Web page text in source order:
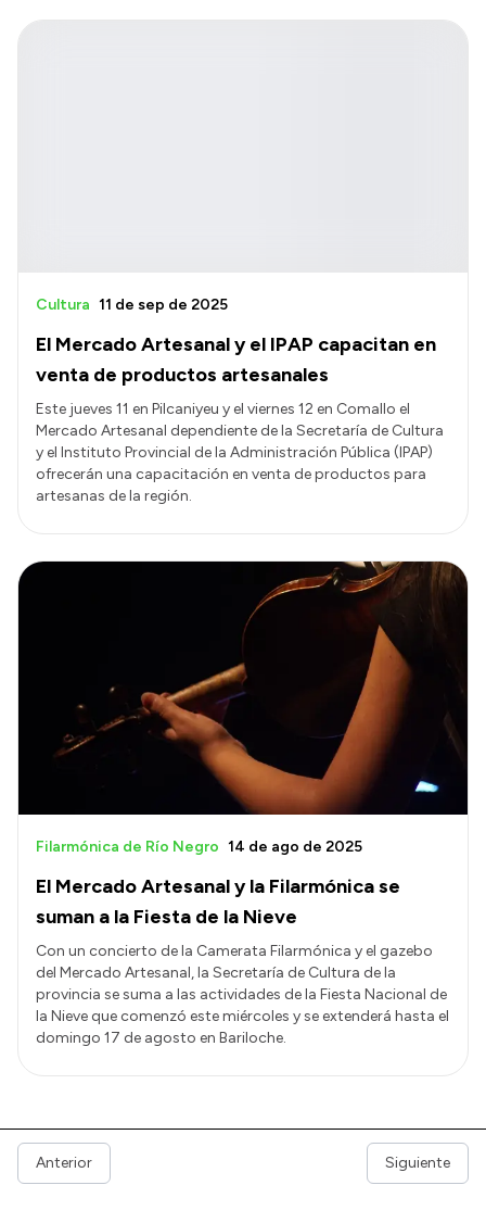
El Mercado Artesanal y el IPAP capacitan en
venta de productos artesanales
Cultura 11 de sep de 2025
Este jueves 11 en Pilcaniyeu y el viernes 12 en Comallo el
Mercado Artesanal dependiente de la Secretaría de Cultura
y el Instituto Provincial de la Administración Pública (IPAP)
ofrecerán una capacitación en venta de productos para
artesanas de la región.
El Mercado Artesanal y la Filarmónica se
suman a la Fiesta de la Nieve
Filarmónica de Río Negro 14 de ago de 2025
Con un concierto de la Camerata Filarmónica y el gazebo
del Mercado Artesanal, la Secretaría de Cultura de la
provincia se suma a las actividades de la Fiesta Nacional de
la Nieve que comenzó este miércoles y se extenderá hasta el
domingo 17 de agosto en Bariloche.
Anterior Siguiente